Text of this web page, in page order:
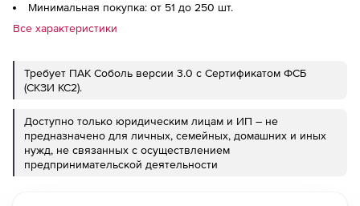
Минимальная покупка: от 51 до 250 шт.
Все характеристики
Требует ПАК Соболь версии 3.0 с Сертификатом ФСБ
(СКЗИ КС2).
Доступно только юридическим лицам и ИП – не
предназначено для личных, семейных, домашних и иных
нужд, не связанных с осуществлением
предпринимательской деятельности